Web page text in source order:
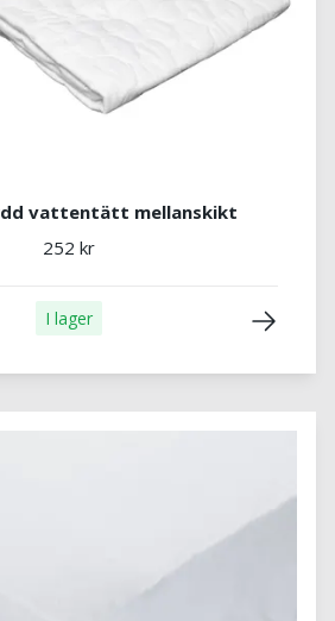
vattentätt mellanskikt
252 kr
I lager